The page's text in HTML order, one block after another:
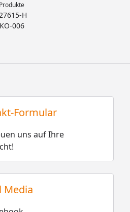
H
006
Formular
uns auf Ihre
Media